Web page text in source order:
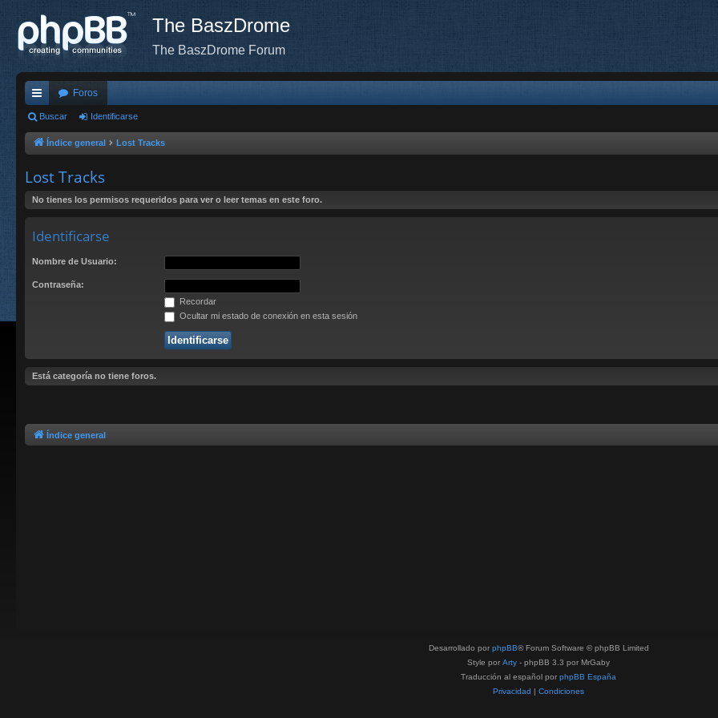
The BaszDrome
The BaszDrome Forum
nl
ac
do
s
Foros
Buscar Identificarse
Índice general Lost Tracks
Lost Tracks
No tienes los permisos requeridos para ver o leer temas en este foro.
Identificarse
Nombre de Usuario:
Contraseña:
Recordar
Ocultar mi estado de conexión en esta sesión
Está categoría no tiene foros.
Índice general
Desarrollado por phpBB® Forum Software © phpBB Limited
Style por Arty - phpBB 3.3 por MrGaby
Traducción al español por phpBB España
Privacidad | Condiciones